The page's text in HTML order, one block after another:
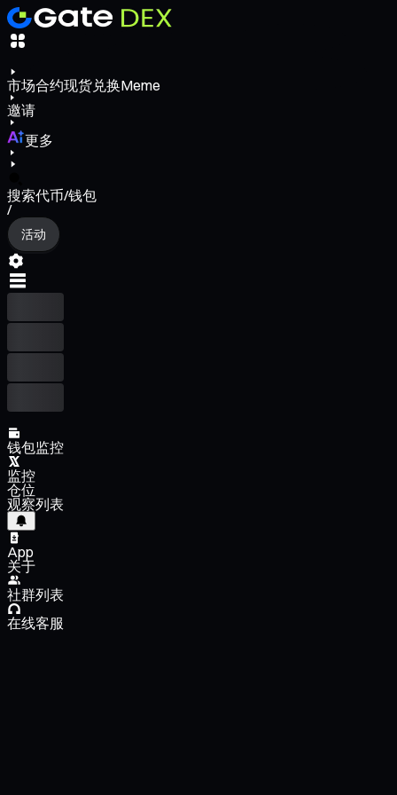
市场合约现货兑换Meme
邀请
更多
搜索代币/钱包
/
活动
钱包监控
监控
仓位
观察列表
App
关于
社群列表
在线客服